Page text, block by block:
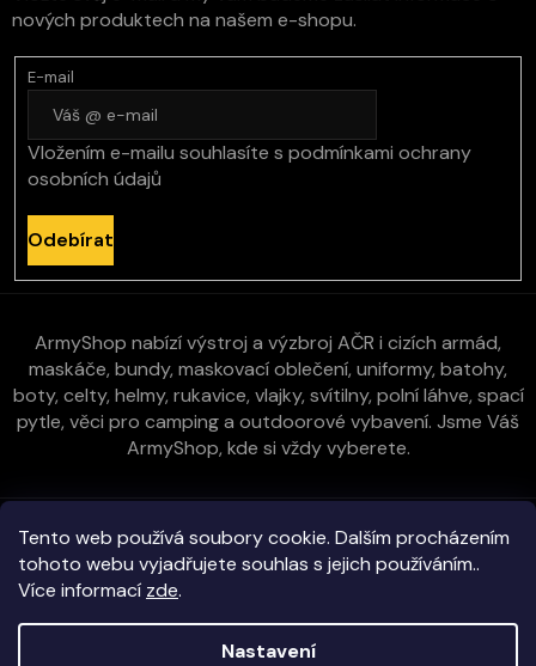
Tento web používá soubory cookie. Dalším procházením
tohoto webu vyjadřujete souhlas s jejich používáním..
Více informací zde.
Nastavení
nových produktech na našem e-shopu.
E-mail
Vložením e-mailu souhlasíte s podmínkami ochrany
osobních údajů
Odebírat
ArmyShop nabízí výstroj a výzbroj AČR i cizích armád,
maskáče, bundy, maskovací oblečení, uniformy, batohy,
boty, celty, helmy, rukavice, vlajky, svítilny, polní láhve, spací
pytle, věci pro camping a outdoorové vybavení. Jsme Váš
ArmyShop, kde si vždy vyberete.
Zákaznická péče
Vše o nákupu